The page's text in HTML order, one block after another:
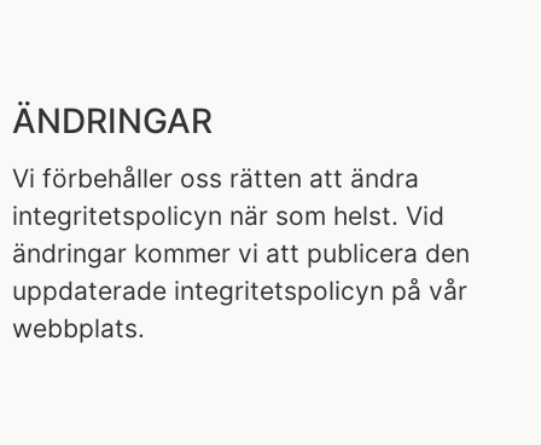
ÄNDRINGAR
Vi förbehåller oss rätten att ändra
integritetspolicyn när som helst. Vid
ändringar kommer vi att publicera den
uppdaterade integritetspolicyn på vår
webbplats.